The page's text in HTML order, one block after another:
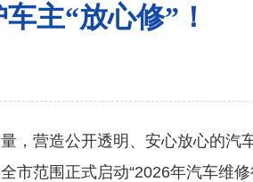
主“放心修”！
营造公开透明、安心放心的汽
范围正式启动“2026年汽车维修